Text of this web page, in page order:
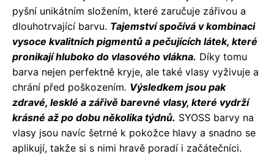
pyšní unikátním složením, které zaručuje zářivou a
dlouhotrvající barvu. Tajemství spočívá v kombinaci
vysoce kvalitních pigmentů a pečujících látek, které
pronikají hluboko do vlasového vlákna. Díky tomu
barva nejen perfektně kryje, ale také vlasy vyživuje a
chrání před poškozením. Výsledkem jsou pak
zdravé, lesklé a zářivě barevné vlasy, které vydrží
krásné až po dobu několika týdnů. SYOSS barvy na
vlasy jsou navíc šetrné k pokožce hlavy a snadno se
aplikují, takže si s nimi hravě poradí i začátečníci.